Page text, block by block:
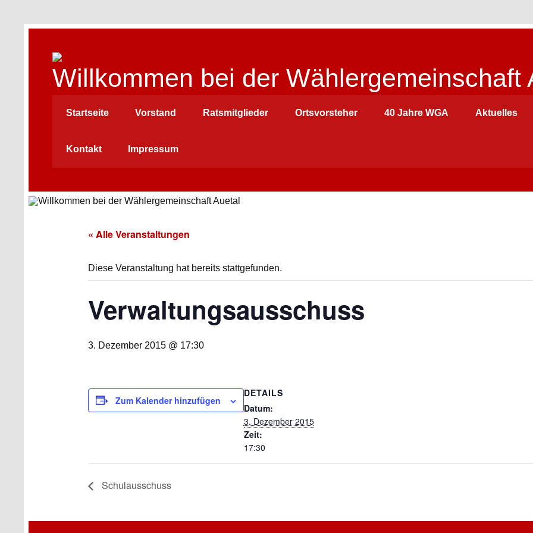
content
Willkommen bei der Wählergemeinschaft
Startseite Vorstand Ratsmitglieder Ortsvorsteher 40 Jahre WGA Aktuelles
Kontakt Impressum
« Alle Veranstaltungen
Diese Veranstaltung hat bereits stattgefunden.
Verwaltungsausschuss
3. Dezember 2015 @ 17:30
Zum Kalender hinzufügen
DETAILS
Datum:
3. Dezember 2015
Zeit:
17:30
Schulausschuss